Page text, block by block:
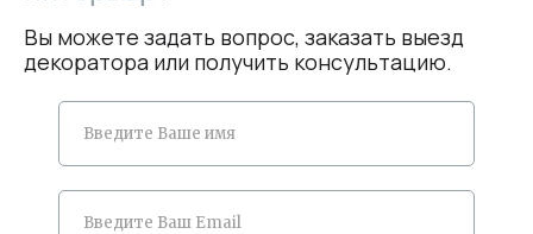
Вы можете задать вопрос, заказать выезд
декоратора или получить консультацию.